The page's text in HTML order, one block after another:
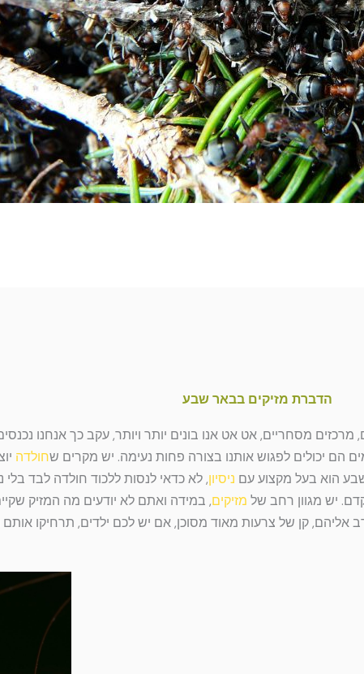
הדברת מזיקים בבאר שבע
מרכזים מסחריים, אט אט אנו בונים יותר ויותר, עקב כך אנחנו
הם יכולים לפגוש אותנו בצורה פחות נעימה. יש מקרים שחולדה
הוא בעל מקצוע עם ניסיון, לא כדאי לנסות ללכוד חולדה לבד
יש מגוון רחב של מזיקים, במידה ואתם לא יודעים מה המזיק
אליהם, קן של צרעות מאוד מסוכן, אם יש לכם ילדים, תרחיקו